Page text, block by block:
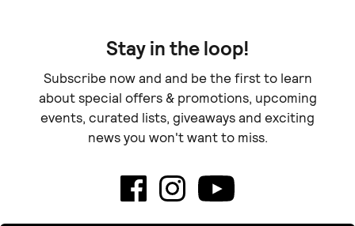
Stay in the loop!
Subscribe now and and be the first to learn
about special offers & promotions, upcoming
events, curated lists, giveaways and exciting
news you won't want to miss.